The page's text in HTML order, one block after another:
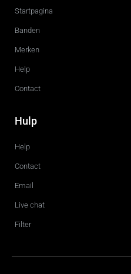
o
g
r
Startpagina
Banden
Merken
Help
Contact
Hulp
Help
Contact
Email
Live chat
Filter